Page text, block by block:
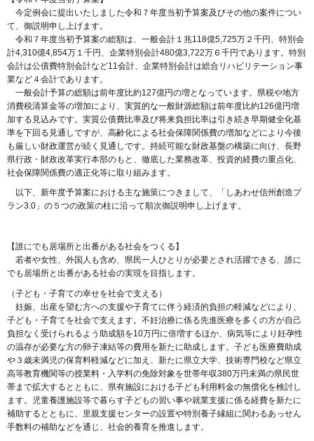
今定例会に提出いたしました令和７年度当初予算案及びその他の案件につい
て、御説明申し上げます。
令和７年度当初予算案の総額は、一般会計１兆118億5,725万２千円、特別会
計4,310億4,854万１千円、企業特別会計480億3,722万６千円であります。特別
会計は公債費特別会計など11会計、企業特別会計は総合リハビリテーション事
業など４会計であります。
一般会計予算の総額は前年度比約127億円の増となっています。県税や地方
消費税清算金等の増加により、実質的な一般財源総額は前年度比約126億円増
加する見込みです。実質公債費比率及び将来負担比率は引き続き早期健全化基
準を下回る見通しですが、高齢化による社会保障関係費の増加などにより今後
も厳しい財政運営が続く見通しです。持続可能な財政基盤の構築に向け、長野
県行政・財政改革実行本部のもと、徹底した業務改革、投資的経費の重点化、
社会保障関係費の適正化等に取り組みます。
以下、新年度予算案における主な施策につきまして、「しあわせ信州創造プ
ラン3.0」の５つの政策の柱に沿って順次御説明申し上げます。
【誰にでも居場所と出番がある社会をつくる】
若者や女性、外国人も含め、県民一人ひとりが必要とされ活躍できる、誰に
でも居場所と出番がある社会の実現を目指します。
（子ども・子育ての幸せを社会で支える）
妊娠、出産を望む方への支援や子育てに伴う経済的負担の軽減などにより、
子ども・子育てを社会で支えます。不妊治療に係る先進医療を多くの方が自己
負担なく受けられるよう助成額を10万円に倍増するほか、病気等により妊孕性
の温存が必要な方の卵子凍結等の費用を新たに助成します。子ども医療費助成
や３歳未満児の保育料軽減などに加え、新たに県立大学、技術専門校など県立
高等教育機関等の授業料・入学料の免除対象を世帯年収380万円未満の県民世
帯まで拡大するとともに、県有施設における子ども利用料金の無償化を検討し
ます。児童養護施設等で暮らす子どもの習い事や就業支援に係る経費を新たに
補助するとともに、里親支援センターの設置や特別養子縁組に関わるあっせん
手数料の補助などを通じ、社会的養育を推進します。